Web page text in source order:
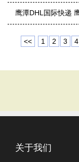
鹰潭DHL国际快递
<< 1 2 3 4
关于我们